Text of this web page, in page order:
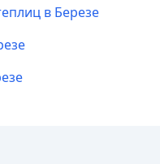
в Березе